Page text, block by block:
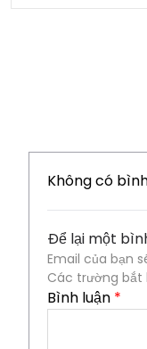
Không có
Để lại một
Email của bạn
Các trường bắt
Bình luận *